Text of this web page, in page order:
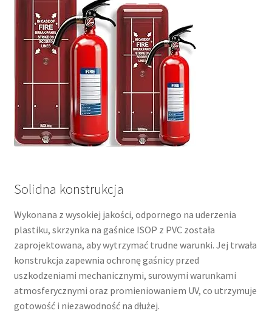
Solidna konstrukcja
Wykonana z wysokiej jakości, odpornego na uderzenia
plastiku, skrzynka na gaśnice ISOP z PVC została
zaprojektowana, aby wytrzymać trudne warunki. Jej trwała
konstrukcja zapewnia ochronę gaśnicy przed
uszkodzeniami mechanicznymi, surowymi warunkami
atmosferycznymi oraz promieniowaniem UV, co utrzymuje
gotowość i niezawodność na dłużej.